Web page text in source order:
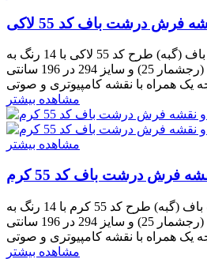
فرش درشت باف کد 55 لاکی
نخ و نقشه فرش درشت باف (گبه) طرح کد 55 لاکی با 14 رنگ به
ابعاد 1052 رج در 700 گره (رجشمار 25) و سایز 294 در 196 سانتی
یک همراه با نقشه کامپیوتری و صوتی
مشاهده بیشتر
مشاهده بیشتر
فرش درشت باف کد 55 کرم
نخ و نقشه فرش درشت باف (گبه) طرح کد 55 کرم با 14 رنگ به
ابعاد 1052 رج در 700 گره (رجشمار 25) و سایز 294 در 196 سانتی
یک همراه با نقشه کامپیوتری و صوتی
مشاهده بیشتر